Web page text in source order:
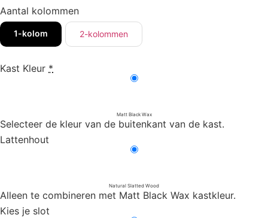
Aantal kolommen
1-kolom 2-kolommen
Kast Kleur *
Matt Black Wax
Selecteer de kleur van de buitenkant van de kast.
Lattenhout
Natural Slatted Wood
Alleen te combineren met Matt Black Wax kastkleur.
Kies je slot